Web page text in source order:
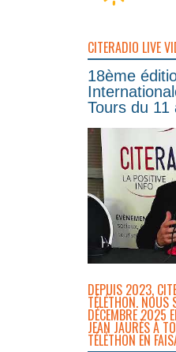
CITERADIO LIVE
18ème
Tours du
DEPUIS 2023,
TÉLÉTHON. NOUS
DÉCEMBRE 2025
JEAN JAURÈS À
TÉLÉTHON EN